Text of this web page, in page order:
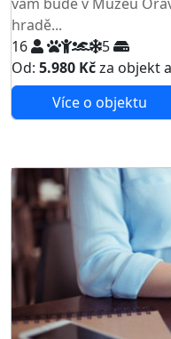
hradě...
16
5
Od: 5.980 Kčza objekt
Více o objektu